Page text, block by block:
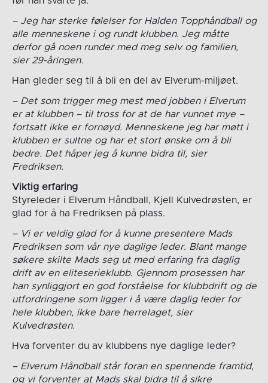
– Jeg har sterke følelser for Halden Topphåndball og
alle menneskene i og rundt klubben. Jeg måtte
derfor gå noen runder med meg selv og familien,
sier 29-åringen.
Han gleder seg til å bli en del av Elverum-miljøet.
– Det som trigger meg mest med jobben i Elverum
er at klubben – til tross for at de har vunnet mye –
fortsatt ikke er fornøyd. Menneskene jeg har møtt i
klubben er sultne og har et stort ønske om å bli
bedre. Det håper jeg å kunne bidra til, sier
Fredriksen.
Viktig erfaring
Styreleder i Elverum Håndball, Kjell Kulvedrøsten, er
glad for å ha Fredriksen på plass.
– Vi er veldig glad for å kunne presentere Mads
Fredriksen som vår nye daglige leder. Blant mange
søkere skilte Mads seg ut med erfaring fra daglig
drift av en eliteserieklubb. Gjennom prosessen har
han synliggjort en god forståelse for klubbdrift og de
utfordringene som ligger i å være daglig leder for
hele klubben, ikke bare herrelaget, sier
Kulvedrøsten.
Hva forventer du av klubbens nye daglige leder?
– Elverum Håndball står foran en spennende framtid,
og vi forventer at Mads skal bidra til å sikre